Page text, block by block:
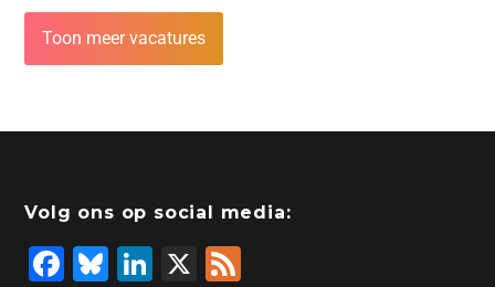
Toon meer vacatures
Volg ons op social media:
F
Bl
Li
X